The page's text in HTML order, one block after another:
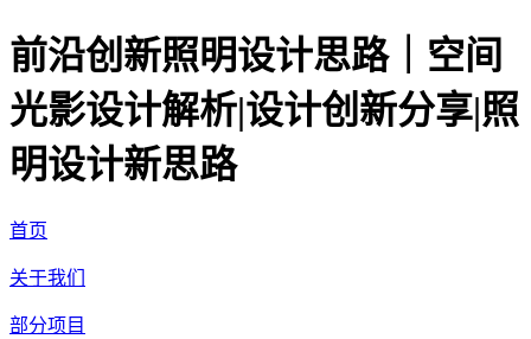
前沿创新照明设计思路｜空间
光影设计解析|设计创新分享|照
明设计新思路
首页
关于我们
部分项目